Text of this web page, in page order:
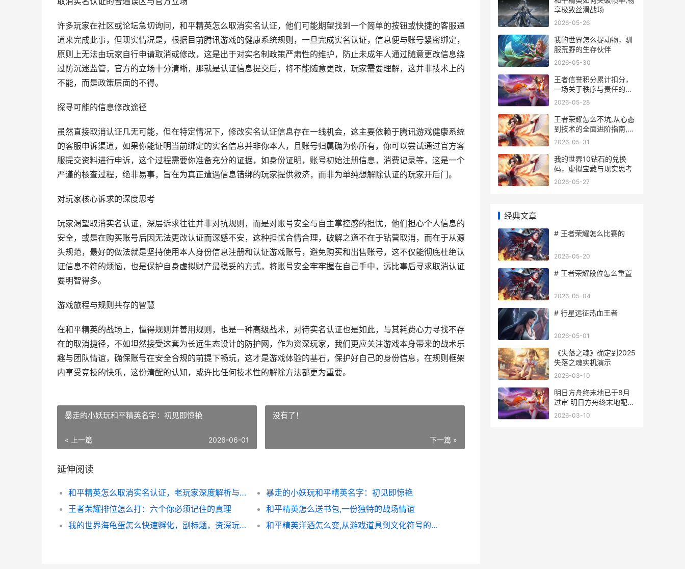
许多玩家在社区或论坛急切询问，和平精英怎么取消实名认证，他们可能期望找到一个简单的按钮或快捷的客服通
道来完成此事，但现实情况是，根据目前腾讯游戏的健康系统规则，一旦完成实名认证，信息便与账号紧密绑定，
原则上无法由玩家自行申请取消或修改，这是出于对实名制政策严肃性的维护，防止未成年人通过随意更改信息绕
过防沉迷监管，官方的立场十分清晰，那就是认证信息提交后，将不能随意更改，玩家需要理解，这并非技术上的
不能，而是政策层面的不得。
探寻可能的信息修改途径
虽然直接取消认证几无可能，但在特定情况下，修改实名认证信息存在一线机会，这主要依赖于腾讯游戏健康系统
的客服申诉渠道，如果你能证明当前绑定的实名信息并非你本人，且账号归属确为你所有，你可以尝试通过官方客
服提交资料进行申诉，这个过程需要你准备充分的证据，如身份证明，账号初始注册信息，消费记录等，这是一个
严谨的核查过程，绝非易事，旨在为真正遭遇信息错绑的玩家提供救济，而非为单纯想解除认证的玩家开后门。
对玩家核心诉求的深度思考
玩家渴望取消实名认证，深层诉求往往并非对抗规则，而是对账号安全与自主掌控感的担忧，他们担心个人信息的
安全，或是在购买账号后因无法更改认证而深感不安，这种担忧合情合理，破解之道不在于钻营取消，而在于从源
头规范，最好的做法就是坚持使用本人身份信息注册和认证游戏账号，避免购买和出售账号，这不仅能彻底杜绝认
证信息不符的烦恼，也是保护自身虚拟财产最稳妥的方式，将账号安全牢牢握在自己手中，远比事后寻求取消认证
要明智得多。
游戏旅程与规则共存的智慧
在和平精英的战场上，懂得规则并善用规则，也是一种高级战术，对待实名认证也是如此，与其耗费心力寻找不存
在的取消捷径，不如坦然接受这套为长远生态设计的防护网，作为资深玩家，我们更应关注游戏本身带来的战术乐
趣与团队情谊，确保账号在安全合规的前提下畅玩，这才是游戏体验的基石，保护好自己的身份信息，在规则框架
内享受竞技的快乐，这份清醒的认知，或许比任何技术性的解除方法都更为重要。
暴走的小妖玩和平精英名字：初见即惊艳
« 上一篇 2026-06-01
没有了！
下一篇 »
延伸阅读
和平精英怎么取消实名认证，老玩家深度解析与指南
暴走的小妖玩和平精英名字：初见即惊艳
王者荣耀排位怎么打：六个你必须记住的真理
和平精英怎么送书包,一份独特的战场情谊
我的世界海龟蛋怎么快速孵化，副标题，资深玩家孵化与保护全攻略
和平精英洋酒怎么变,从游戏道具到文化符号的蜕变
享极致丝滑战场
2026-05-26
我的世界怎么捉动物，驯
服荒野的生存伙伴
2026-05-30
王者信誉积分累计扣分，
一场关于秩序与责任的游
戏内修行
2026-05-28
王者荣耀怎么不坑,从心态
到技术的全面进阶指南,副
标题成为团队可靠的支柱
2026-05-31
我的世界10钻石的兑换
码，虚拟宝藏与现实思考
2026-05-27
经典文章
# 王者荣耀怎么比赛的
2026-05-20
# 王者荣耀段位怎么重置
2026-05-04
# 行星远征热血王者
2026-05-01
《失落之魂》确定到2025
失落之魂实机演示
2026-03-10
明日方舟终末地已于8月
过审 明日方舟终末地配置
要求
2026-03-10